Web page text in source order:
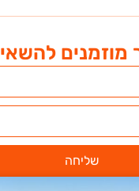
מוזמנים
שליחה